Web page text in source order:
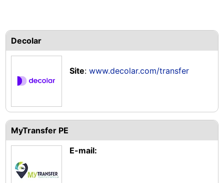
Decolar
Site:www.decolar.com/transfer
MyTransfer PE
E-mail: